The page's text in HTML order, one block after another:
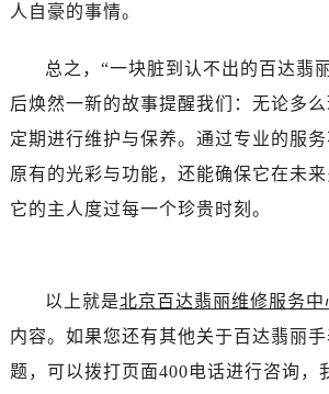
人自豪的事情。
总之，“一块脏到认不出的百达翡
后焕然一新的故事提醒我们：无论多
定期进行维护与保养。通过专业的服
原有的光彩与功能，还能确保它在未
它的主人度过每一个珍贵时刻。
以上就是北京百达翡丽维修服务中
内容。如果您还有其他关于百达翡丽
题，可以拨打页面400电话进行咨询，